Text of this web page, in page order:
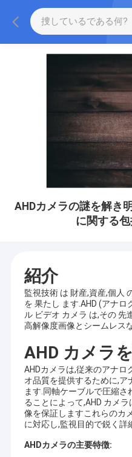
AHDカメラの謎を解き
に関する
紹介
監視技術 は 財産,資産,個人
を 果たし ます.AHD (アナロ
ル ビデオ カメラ は,その 先
高解像度画像とシームレス
AHD カメラ
AHDカメラは,従来のアナ
オ品質を提供するために,
ます.同軸ケーブルで圧縮
ることによって,AHD カメ
像を保証しますこれらのカ
に対応し,監視目的で鋭く詳
AHDカメラの主要特徴: